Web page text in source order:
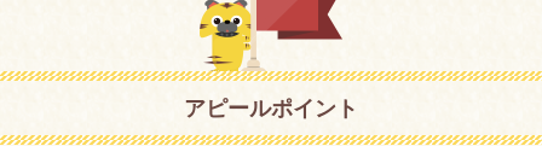
アピールポイント